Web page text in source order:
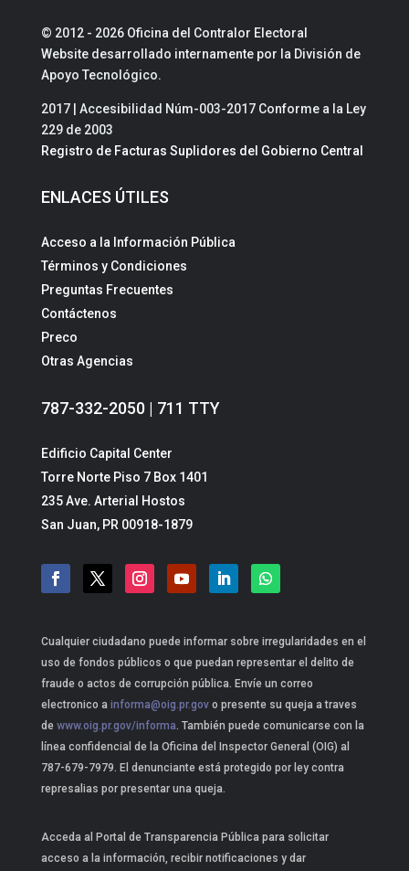
© 2012 - 2026 Oficina del Contralor Electoral
Website desarrollado internamente por la División de
Apoyo Tecnológico.
2017 | Accesibilidad Núm-003-2017 Conforme a la Ley
229 de 2003
Registro de Facturas Suplidores del Gobierno Central
ENLACES ÚTILES
Acceso a la Información Pública
Términos y Condiciones
Preguntas Frecuentes
Contáctenos
Preco
Otras Agencias
787-332-2050 | 711 TTY
Edificio Capital Center
Torre Norte Piso 7 Box 1401
235 Ave. Arterial Hostos
San Juan, PR 00918-1879
Cualquier ciudadano puede informar sobre irregularidades en el
uso de fondos públicos o que puedan representar el delito de
fraude o actos de corrupción pública. Envíe un correo
electronico a informa@oig.pr.govo presente su queja a traves
dewww.oig.pr.gov/informa. También puede comunicarse con la
línea confidencial de la Oficina del Inspector General (OIG) al
787-679-7979. El denunciante está protegido por ley contra
represalias por presentar una queja.
Acceda al Portal de Transparencia Pública para solicitar
acceso a la información, recibir notificaciones y dar